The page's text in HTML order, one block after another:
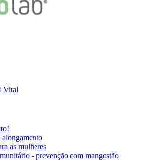
Vital
alongamento
as mulheres
- prevenção com mangostão